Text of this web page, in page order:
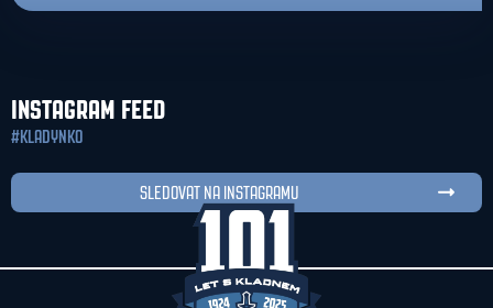
INSTAGRAM FEED
#KLADYNKO
SLEDOVAT NA INSTAGRAMU